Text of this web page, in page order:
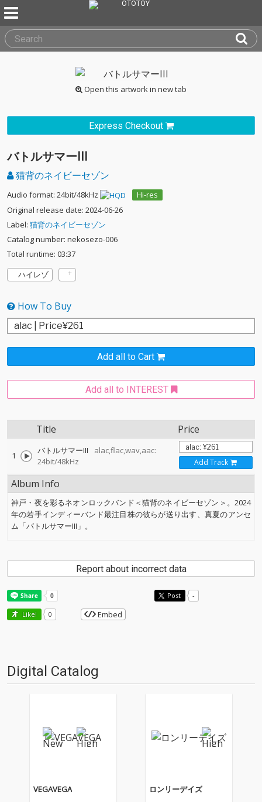
Open this artwork in new tab
Express Checkout
バトルサマーIII
猫背のネイビーセゾン
Audio format: 24bit/48kHz
Hi-res
Original release date: 2024-06-26
Label: 猫背のネイビーセゾン
Catalog number: nekosezo-006
Total runtime: 03:37
ハイレゾ
How To Buy
Add all to Cart
Add all to INTEREST
Title Price
1 バトルサマーIII
alac,flac,wav,aac:
24bit/48kHz
Add Track
Album Info
神戸・夜を彩るネオンロックバンド＜猫背のネイビーセゾン＞。2024
年の若手インディーバンド最注目株の彼らが送り出す、真夏のアンセ
ム「バトルサマーIII」。
Report about incorrect data
Post -
Like! 0 Embed
Digital Catalog
VEGAVEGA ロンリーデイズ